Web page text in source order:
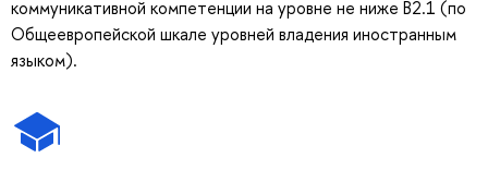
коммуникативной компетенции на уровне не ниже B2.1 (по
Общеевропейской шкале уровней владения иностранным
языком).